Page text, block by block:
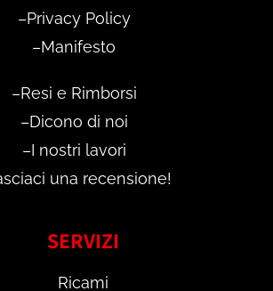
–Privacy Policy
–Manifesto
–Resi e Rimborsi
–Dicono di noi
–I nostri lavori
una recensione!
SERVIZI
Ricami